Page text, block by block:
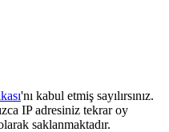
'nı kabul etmiş sayılırsınız.
IP adresiniz tekrar oy
saklanmaktadır.